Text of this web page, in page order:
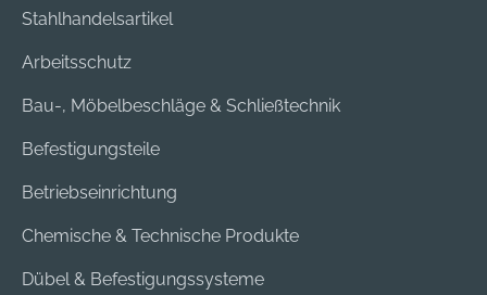
Stahlhandelsartikel
Arbeitsschutz
Bau-, Möbelbeschläge & Schließtechnik
Befestigungsteile
Betriebseinrichtung
Chemische & Technische Produkte
Dübel & Befestigungssysteme